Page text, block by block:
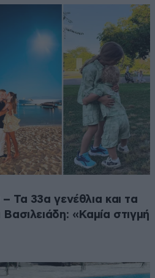
Τα 33α γενέθλια και τα
«Καμία στιγμή